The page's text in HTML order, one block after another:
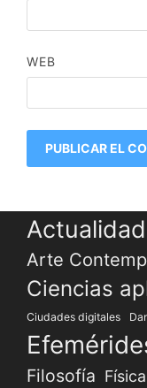
WEB
Actualidad
Arte
Ciencias
Ciudades digitales
Filosofía Física